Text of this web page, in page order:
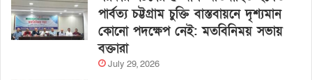
পার্বত্য চট্টগ্রাম চুক্তি বাস্তবায়নে দৃশ্যমান
কোনো পদক্ষেপ নেই: মতবিনিময় সভায়
বক্তারা
July 29, 2026